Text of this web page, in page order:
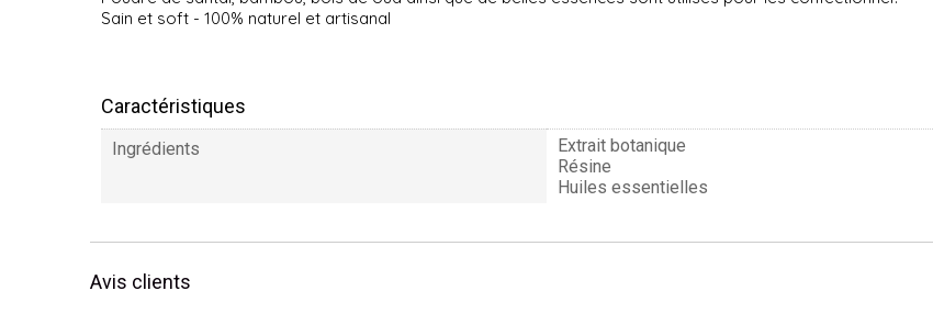
Sain et soft - 100% naturel et artisanal
Caractéristiques
Ingrédients
Extrait botanique
Résine
Huiles essentielles
Avis clients